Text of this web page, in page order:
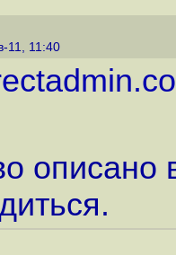
11, 11:40
описано